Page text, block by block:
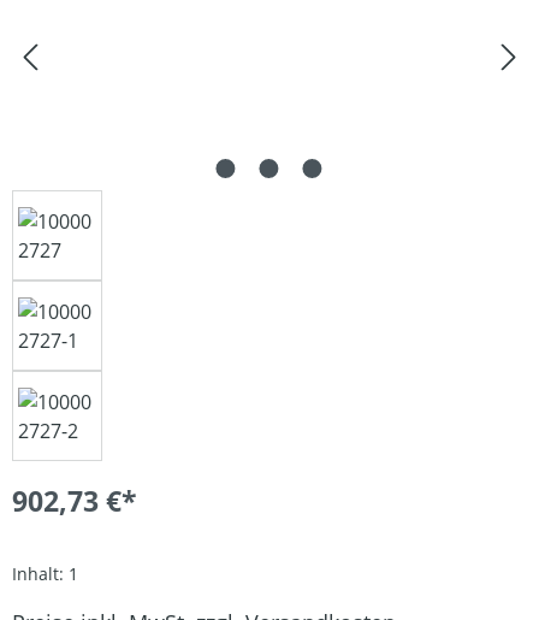
902,73 €*
Inhalt: 1